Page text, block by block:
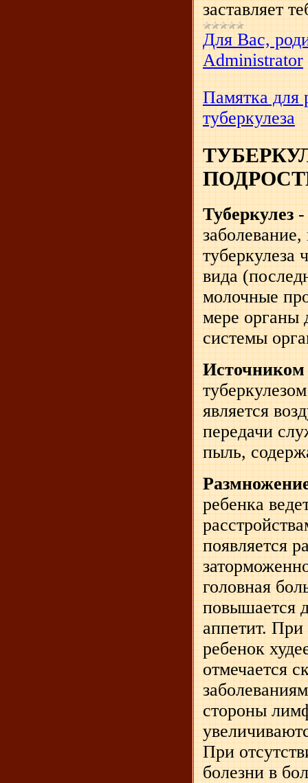
заставляет
Для Вас,
Administrator
Памятка для
туберкулеза
Туберкулез -
туберкулеза
вида
молочные
мере органы
системы
Источником
является
передачи
пыль,
ребенка
появляется
головная
повышается
аппетит. При
ребенок
отмечается
стороны
При
болезни в